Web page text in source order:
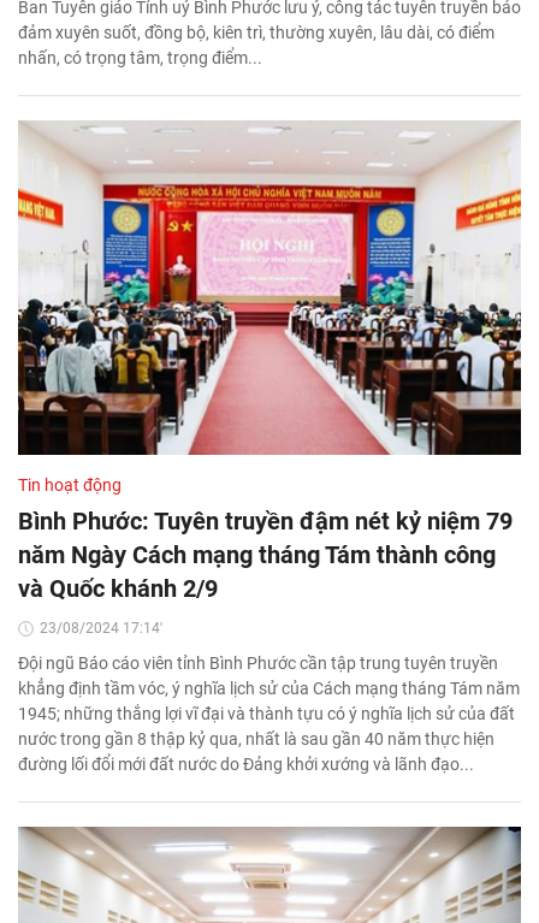
Ban Tuyên giáo Tỉnh uỷ Bình Phước lưu ý, công tác tuyên truyền bảo
đảm xuyên suốt, đồng bộ, kiên trì, thường xuyên, lâu dài, có điểm
nhấn, có trọng tâm, trọng điểm...
Tin hoạt động
Bình Phước: Tuyên truyền đậm nét kỷ niệm 79
năm Ngày Cách mạng tháng Tám thành công
và Quốc khánh 2/9
23/08/2024 17:14'
Đội ngũ Báo cáo viên tỉnh Bình Phước cần tập trung tuyên truyền
khẳng định tầm vóc, ý nghĩa lịch sử của Cách mạng tháng Tám năm
1945; những thắng lợi vĩ đại và thành tựu có ý nghĩa lịch sử của đất
nước trong gần 8 thập kỷ qua, nhất là sau gần 40 năm thực hiện
đường lối đổi mới đất nước do Đảng khởi xướng và lãnh đạo...